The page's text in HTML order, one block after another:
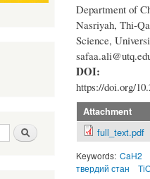
Шукати
Department of
Nasriyah, Thi-
Science,
DOI:
https://doi.org/
Attachment
full_text.pdf
Keywords: CaH2
твердий стан